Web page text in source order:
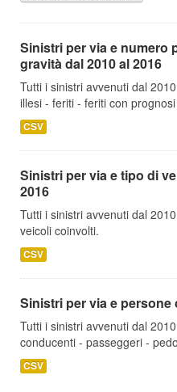
Sinistri per via e numero
gravità dal 2010 al 2016
Tutti i sinistri avvenuti dal
illesi - feriti - feriti con
CSV
Sinistri per via e tipo di
2016
Tutti i sinistri avvenuti dal
veicoli coinvolti.
CSV
Sinistri per via e persone
Tutti i sinistri avvenuti dal
conducenti - passeggeri -
CSV